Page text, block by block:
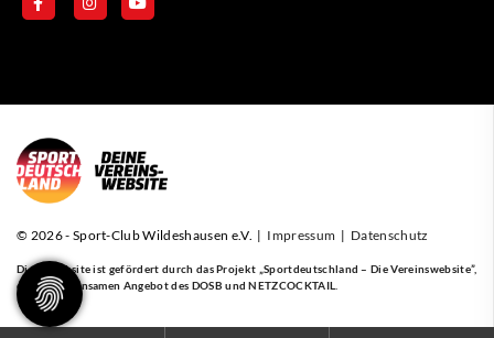
© 2026 - Sport-Club Wildeshausen e.V. | Impressum | Datenschutz
Diese Website ist gefördert durch das Projekt „Sportdeutschland – Die Vereinswebsite”,
einem gemeinsamen Angebot des DOSB und NETZCOCKTAIL.